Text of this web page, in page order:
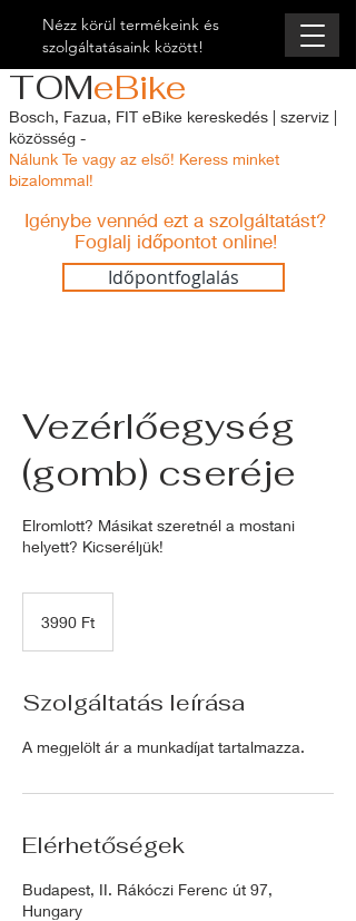
Nézz körül termékeink és
szolgáltatásaink között!
TOMeBike
Bosch, Fazua, FIT eBike kereskedés | szerviz |
közösség -
Nálunk Te vagy az első! Keress minket
bizalommal!
Igénybe vennéd ezt a szolgáltatást?
Foglalj időpontot online!
Időpontfoglalás
Vezérlőegység
(gomb) cseréje
Elromlott? Másikat szeretnél a mostani
helyett? Kicseréljük!
forint3990 Ft
Szolgáltatás leírása
A megjelölt ár a munkadíjat tartalmazza.
Elérhetőségek
Budapest, II. Rákóczi Ferenc út 97,
Hungary